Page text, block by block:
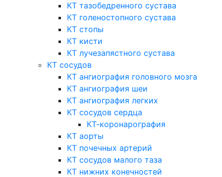
КТ тазобедренного сустава
КТ голеностопного сустава
КТ стопы
КТ кисти
КТ лучезапястного сустава
КТ сосудов
КТ ангиография головного мозга
КТ ангиография шеи
КТ ангиография легких
КТ сосудов сердца
КТ-коронарография
КТ аорты
КТ почечных артерий
КТ сосудов малого таза
КТ нижних конечностей